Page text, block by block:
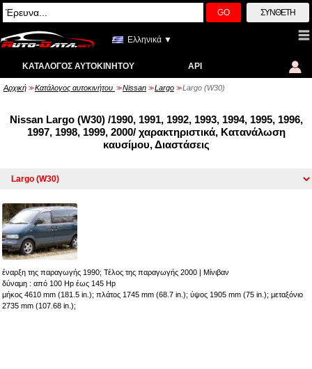
GO ΣΎΝΘΕΤΗ
Ελληνικά ▼
ΚΑΤΆΛΟΓΟΣ ΑΥΤΟΚΙΝΉΤΟΥ API
Αρχική >> Κατάλογος αυτοκινήτου >> Nissan >> Largo >> Largo (W30)
Nissan Largo (W30) /1990, 1991, 1992, 1993, 1994, 1995, 1996,
1997, 1998, 1999, 2000/ χαρακτηριστικά, Κατανάλωση
καυσίμου, Διαστάσεις
έναρξη της παραγωγής 1990; Τέλος της παραγωγής 2000 | Μίνιβαν
δύναμη : από 100 Hp έως 145 Hp
μήκος 4610 mm (181.5 in.); πλάτος 1745 mm (68.7 in.); ύψος 1905 mm (75 in.); μεταξόνιο
2735 mm (107.68 in.);